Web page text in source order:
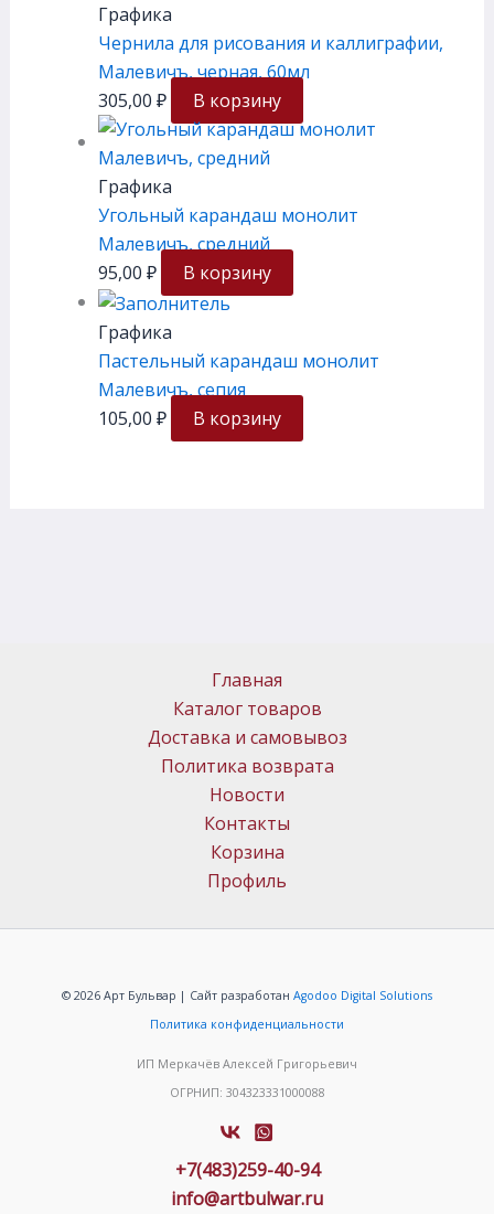
Графика
Чернила для рисования и каллиграфии,
Малевичъ, черная, 60мл
305,00 ₽ В корзину
Графика
Угольный карандаш монолит
Малевичъ, средний
95,00 ₽ В корзину
Графика
Пастельный карандаш монолит
Малевичъ, сепия
105,00 ₽ В корзину
Главная
Каталог товаров
Доставка и самовывоз
Политика возврата
Новости
Контакты
Корзина
Профиль
© 2026 Арт Бульвар | Сайт разработан Agodoo Digital Solutions
Политика конфиденциальности
ИП Меркачёв Алексей Григорьевич
ОГРНИП: 304323331000088
+7(483)259-40-94
info@artbulwar.ru